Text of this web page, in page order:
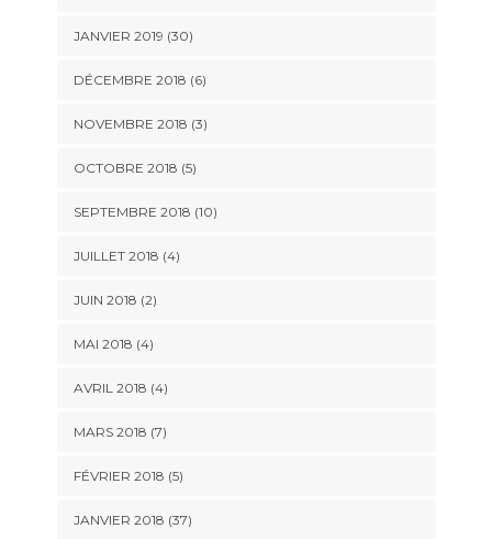
JANVIER 2019 (30)
DÉCEMBRE 2018 (6)
NOVEMBRE 2018 (3)
OCTOBRE 2018 (5)
SEPTEMBRE 2018 (10)
JUILLET 2018 (4)
JUIN 2018 (2)
MAI 2018 (4)
AVRIL 2018 (4)
MARS 2018 (7)
FÉVRIER 2018 (5)
JANVIER 2018 (37)